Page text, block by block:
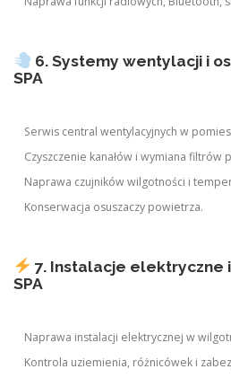
6. Systemy wentylacji i
SPA
Serwis central wentylacyjnych w
Czyszczenie kanałów i wymiana filtrów
Naprawa czujników wilgotności i
Konserwacja osuszaczy powietrza.
7. Instalacje elektryczne
SPA
Naprawa instalacji elektrycznej w
Kontrola uziemienia, różnicówek i